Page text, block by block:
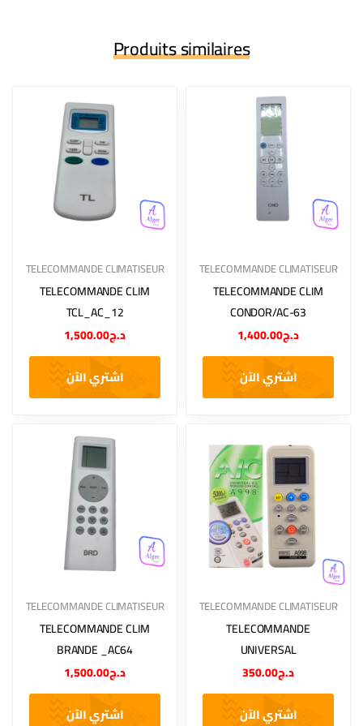
Produits similaires
TELECOMMANDE CLIMATISEUR
TELECOMMANDE CLIM
TCL_AC_12
د.ج1,500.00
اشتري الآن
TELECOMMANDE CLIMATISEUR
TELECOMMANDE CLIM
CONDOR/AC-63
د.ج1,400.00
اشتري الآن
TELECOMMANDE CLIMATISEUR
TELECOMMANDE CLIM
BRANDE _AC64
د.ج1,500.00
اشتري الآن
TELECOMMANDE CLIMATISEUR
TELECOMMANDE
UNIVERSAL
د.ج350.00
اشتري الآن